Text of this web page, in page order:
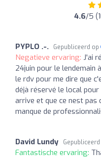
4.6/5
PYPLO .-. Gepubliceerd op
Negatieve ervaring: J'ai
24juin pour le lendemain
le rdv pour me dire que
déjà réservé le local pour
arrive et que ce nest pas
manque de
David Lundy
Fantastische ervaring: